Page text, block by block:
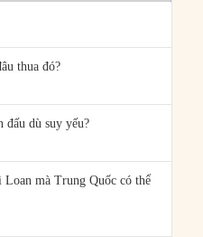
thua đó?
đấu dù suy yếu?
mà Trung Quốc có thể